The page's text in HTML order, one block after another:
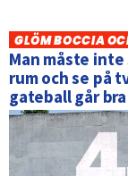
GLÖM BOCCIA
Man måste
rum och se på
gateball går bra